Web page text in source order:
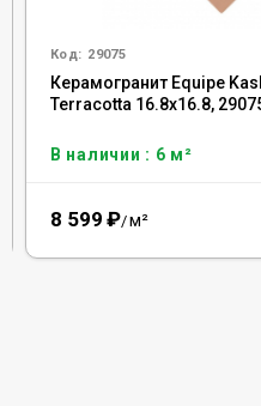
Код: 29075
Керамогранит Equipe
Terracotta 16.8x16.8,
В наличии : 6 м²
8 599 ₽/м²